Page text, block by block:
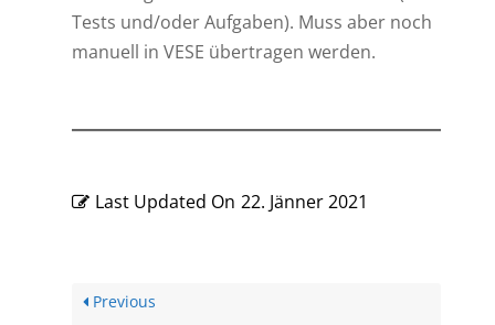
Tests und/oder Aufgaben). Muss aber noch
manuell in VESE übertragen werden.
Last Updated On 22. Jänner 2021
Previous